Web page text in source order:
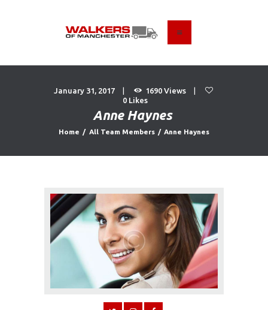
January 31, 2017 1690 Views
0 Likes
Anne Haynes
Home All Team Members Anne Haynes
HOME
ABOUT US
FIND A USED VEHICLE